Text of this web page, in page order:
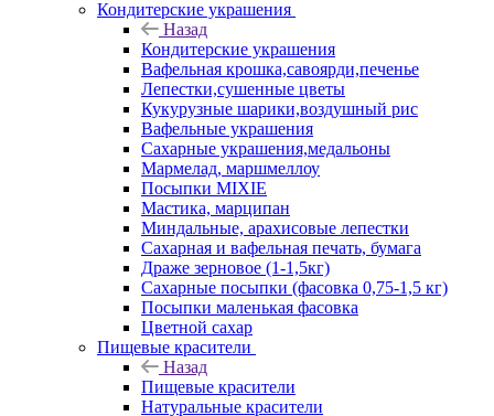
Кондитерские украшения
Назад
Кондитерские украшения
Вафельная крошка,савоярди,печенье
Лепестки,сушенные цветы
Кукурузные шарики,воздушный рис
Вафельные украшения
Сахарные украшения,медальоны
Мармелад, маршмеллоу
Посыпки MIXIE
Мастика, марципан
Миндальные, арахисовые лепестки
Сахарная и вафельная печать, бумага
Драже зерновое (1-1,5кг)
Сахарные посыпки (фасовка 0,75-1,5 кг)
Посыпки маленькая фасовка
Цветной сахар
Пищевые красители
Назад
Пищевые красители
Натуральные красители